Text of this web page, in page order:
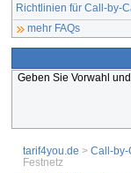
Richtlinien für Call-by-
mehr FAQs
Geben Sie Vorwahl
tarif4you.de > Call-by-
Festnetz